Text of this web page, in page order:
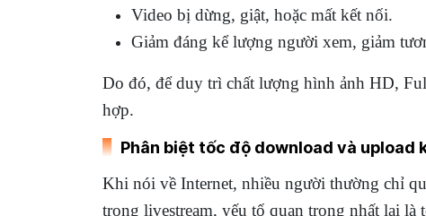
Video bị dừng, giật, hoặc mất kết nối.
Giảm đáng kể lượng người xem, giảm
Do đó, để duy trì chất lượng hình ảnh HD,
hợp.
Phân biệt tốc độ download và upload
Khi nói về Internet, nhiều người thường chỉ
trong livestream, yếu tố quan trọng nhất lại là